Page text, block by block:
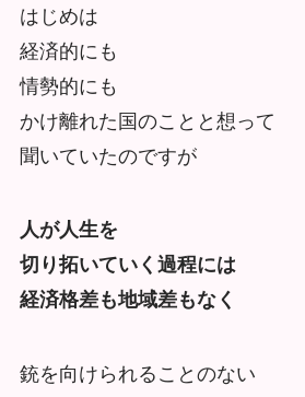
はじめは
経済的にも
情勢的にも
かけ離れた国のことと想って
聞いていたのですが
人が人生を
切り拓いていく過程には
経済格差も地域差もなく
銃を向けられることのない